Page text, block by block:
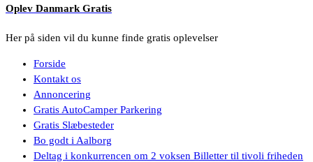
Oplev Danmark Gratis
Her på siden vil du kunne finde gratis oplevelser
Forside
Kontakt os
Annoncering
Gratis AutoCamper Parkering
Gratis Slæbesteder
Bo godt i Aalborg
Deltag i konkurrencen om 2 voksen Billetter til tivoli friheden